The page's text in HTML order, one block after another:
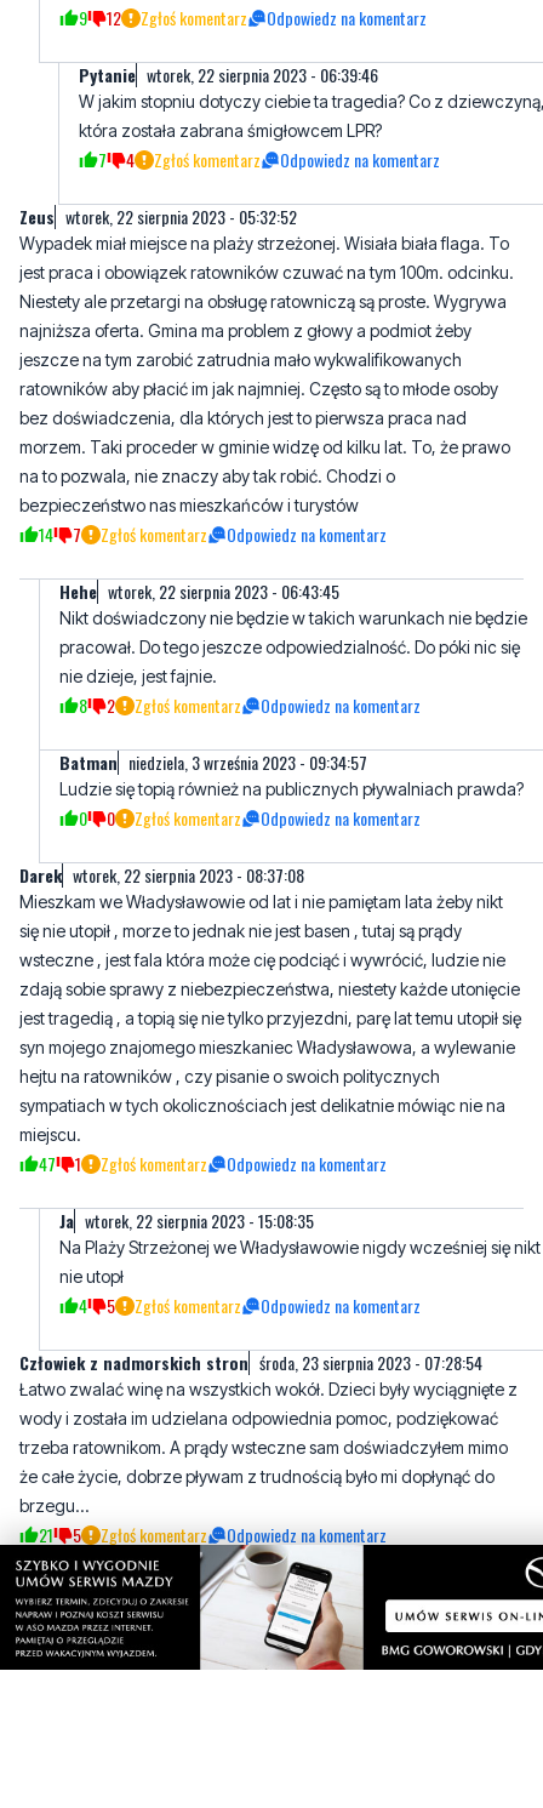
W jakim stopniu dotyczy ciebie ta tragedia? Co z
7 4 Zgłoś komentarz Odpowiedz na komentarz
wtorek, 22 sierpnia 2023 - 05:32:52
Wypadek miał miejsce na plaży strzeżonej. Wisiała biała flaga. To
Niestety ale przetargi na obsługę ratowniczą są proste. Wygrywa
najniższa oferta. Gmina ma problem z głowy a podmiot żeby
jeszcze na tym zarobić zatrudnia mało wykwalifikowanych
ratowników aby płacić im jak najmniej. Często są to młode osoby
bez doświadczenia, dla których jest to pierwsza praca nad
morzem. Taki proceder w gminie widzę od kilku lat. To, że prawo
na to pozwala, nie znaczy aby tak robić. Chodzi o
bezpieczeństwo nas mieszkańców i turystów
14 7 Zgłoś komentarz Odpowiedz na komentarz
Hehe wtorek, 22 sierpnia 2023 - 06:43:45
Nikt doświadczony nie będzie w takich warunkach nie będzie
nie dzieje, jest fajnie.
8 2 Zgłoś komentarz Odpowiedz na komentarz
Batman niedziela, 3 września 2023 - 09:34:57
Ludzie się topią również na publicznych pływalniach prawda?
Darek wtorek, 22 sierpnia 2023 - 08:37:08
Mieszkam we Władysławowie od lat i nie pamiętam lata żeby nikt
wsteczne , jest fala która może cię podciąć i wywrócić, ludzie nie
zdają sobie sprawy z niebezpieczeństwa, niestety każde utonięcie
jest tragedią , a topią się nie tylko przyjezdni, parę lat temu utopił się
syn mojego znajomego mieszkaniec Władysławowa, a wylewanie
hejtu na ratowników , czy pisanie o swoich politycznych
sympatiach w tych okolicznościach jest delikatnie mówiąc nie na
miejscu.
47 1 Zgłoś komentarz Odpowiedz na komentarz
Ja
Na Plaży Strzeżonej we Władysławowie nigdy wcześniej się nikt
4 5 Zgłoś komentarz Odpowiedz na komentarz
Człowiek z nadmorskich stron
Łatwo zwalać winę na wszystkich wokół. Dzieci były wyciągnięte z
trzeba ratownikom. A prądy wsteczne sam doświadczyłem mimo
że całe życie, dobrze pływam z trudnością było mi dopłynąć do
brzegu...
21 5 Zgłoś komentarz Odpowiedz na komentarz
Napisz swój komentarz
Nie hejtuj, pisz kulturalnie i zgodne z prawem
komentarze! Jeśli widzisz niestosowny wpis -
kliknij "zgłoś nadużycie".